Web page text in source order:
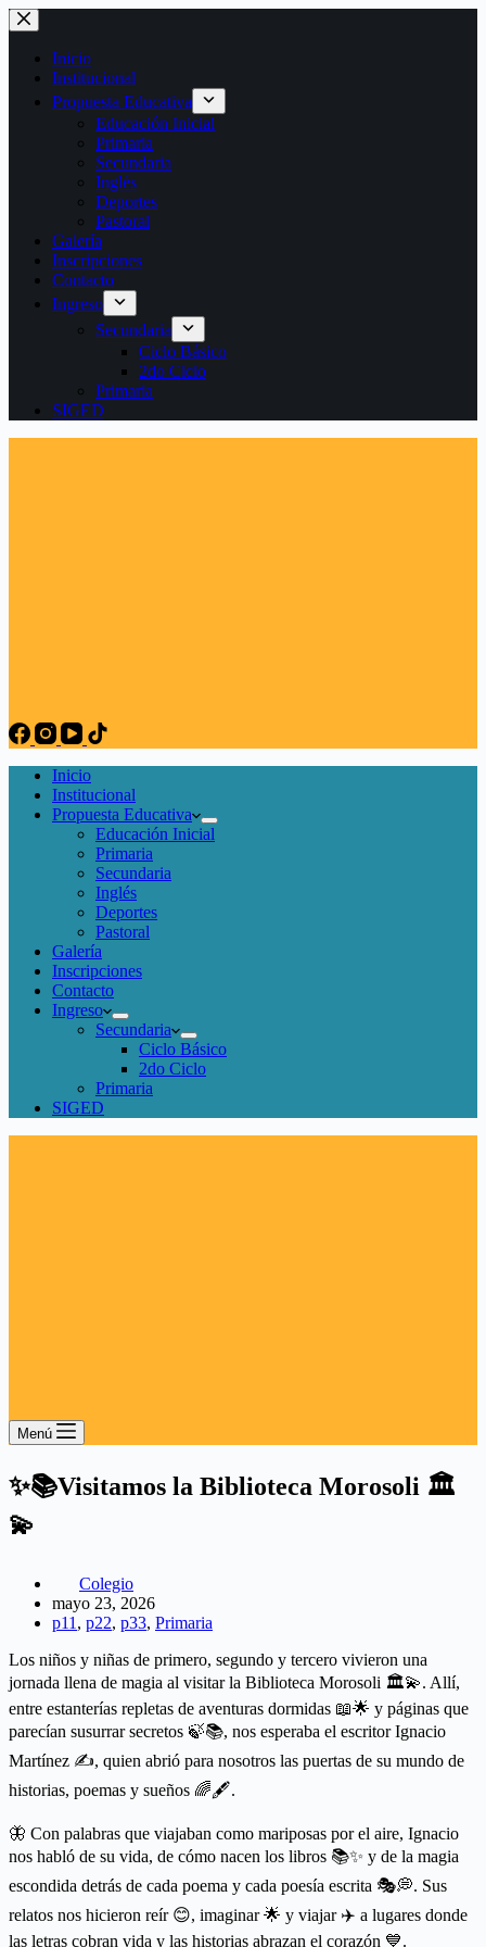
Saltar
al
contenido
Inicio
Institucional
Propuesta Educativa
Educación Inicial
Primaria
Secundaria
Inglés
Deportes
Pastoral
Galería
Inscripciones
Contacto
Ingreso
Secundaria
Ciclo Básico
2do Ciclo
Primaria
SIGED
Inicio
Institucional
Propuesta Educativa
Educación Inicial
Primaria
Secundaria
Inglés
Deportes
Pastoral
Galería
Inscripciones
Contacto
Ingreso
Secundaria
Ciclo Básico
2do Ciclo
Primaria
SIGED
Menú
✨📚Visitamos la Biblioteca Morosoli 🏛️
💫
Colegio
mayo 23, 2026
p11 , p22, p33, Primaria
Los niños y niñas de primero, segundo y tercero vivieron una
jornada llena de magia al visitar la Biblioteca Morosoli 🏛️💫. Allí,
entre estanterías repletas de aventuras dormidas 📖🌟 y páginas que
parecían susurrar secretos 🍃📚, nos esperaba el escritor Ignacio
Martínez ✍️, quien abrió para nosotros las puertas de su mundo de
historias, poemas y sueños 🌈🖋️.
🦋 Con palabras que viajaban como mariposas por el aire, Ignacio
nos habló de su vida, de cómo nacen los libros 📚✨ y de la magia
escondida detrás de cada poema y cada poesía escrita 🎭💭. Sus
relatos nos hicieron reír 😊, imaginar 🌟 y viajar ✈️ a lugares donde
las letras cobran vida y las historias abrazan el corazón 💙.